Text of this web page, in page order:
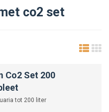
co2 set
Co2 Set 200
tot 200 liter